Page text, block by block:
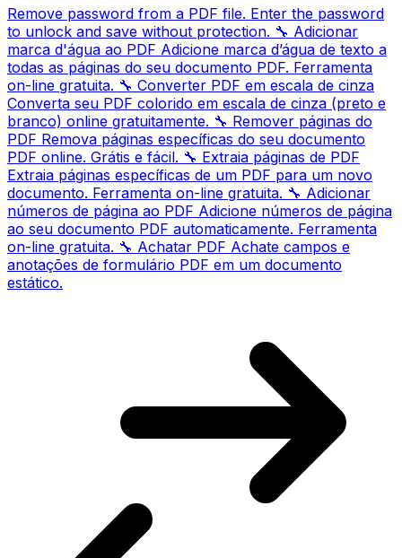
Remove password from a PDF file. Enter the password
to unlock and save without protection. 🔧 Adicionar
marca d'água ao PDF Adicione marca d’água de texto a
todas as páginas do seu documento PDF. Ferramenta
on-line gratuita. 🔧 Converter PDF em escala de cinza
Converta seu PDF colorido em escala de cinza (preto e
branco) online gratuitamente. 🔧 Remover páginas do
PDF Remova páginas específicas do seu documento
PDF online. Grátis e fácil. 🔧 Extraia páginas de PDF
Extraia páginas específicas de um PDF para um novo
documento. Ferramenta on-line gratuita. 🔧 Adicionar
números de página ao PDF Adicione números de página
ao seu documento PDF automaticamente. Ferramenta
on-line gratuita. 🔧 Achatar PDF Achate campos e
anotações de formulário PDF em um documento
estático.